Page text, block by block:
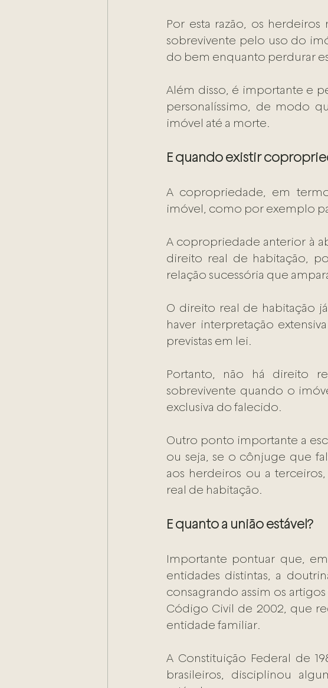
Por esta razão, os
sobrevivente pelo uso do
do bem enquanto perdurar
Além disso, é importante e
personalíssimo, de modo
imóvel até a morte.
E quando existir
A copropriedade, em
imóvel, como por exemplo
A copropriedade anterior à
direito real de habitação,
relação sucessória que
O direito real de habitação
haver interpretação
previstas em lei.
Portanto, não há direito
sobrevivente quando o
exclusiva do falecido.
Outro ponto importante a
ou seja, se o cônjuge que
aos herdeiros ou a
real de habitação.
E quanto a união estável?
Importante pontuar que,
entidades distintas, a
consagrando assim os
Código Civil de 2002, que
entidade familiar.
A Constituição Federal de
brasileiros, disciplinou